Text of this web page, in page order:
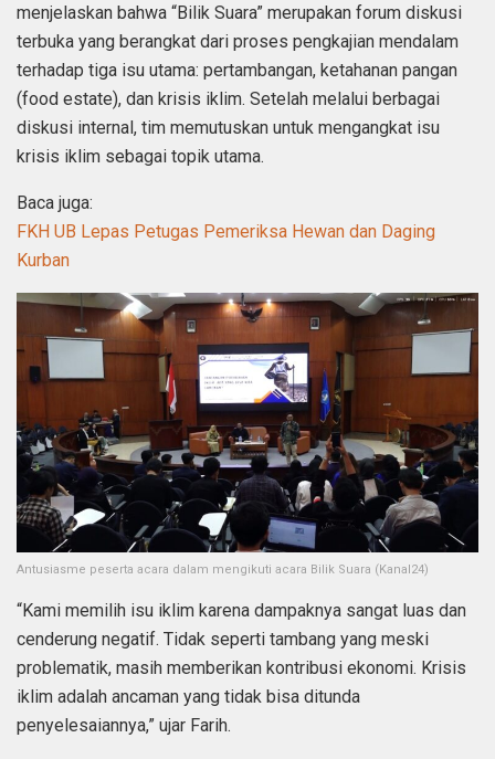
menjelaskan bahwa “Bilik Suara” merupakan forum diskusi
terbuka yang berangkat dari proses pengkajian mendalam
terhadap tiga isu utama: pertambangan, ketahanan pangan
(food estate), dan krisis iklim. Setelah melalui berbagai
diskusi internal, tim memutuskan untuk mengangkat isu
krisis iklim sebagai topik utama.
Baca juga:
FKH UB Lepas Petugas Pemeriksa Hewan dan Daging
Kurban
Antusiasme peserta acara dalam mengikuti acara Bilik Suara (Kanal24)
“Kami memilih isu iklim karena dampaknya sangat luas dan
cenderung negatif. Tidak seperti tambang yang meski
problematik, masih memberikan kontribusi ekonomi. Krisis
iklim adalah ancaman yang tidak bisa ditunda
penyelesaiannya,” ujar Farih.